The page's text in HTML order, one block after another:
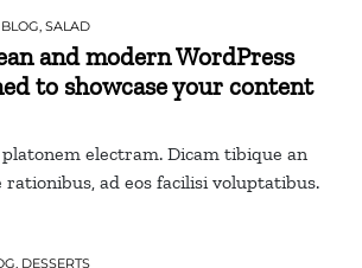
BLOG, SALAD
and modern WordPress
to showcase your content
electram. Dicam tibique an
ad eos facilisi voluptatibus.
, DESSERTS